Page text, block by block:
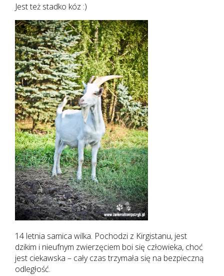
Jest też stadko kóz :)
14 letnia samica wilka. Pochodzi z Kirgistanu, jest
dzikim i nieufnym zwierzęciem boi się człowieka, choć
jest ciekawska – cały czas trzymała się na bezpieczną
odległość.